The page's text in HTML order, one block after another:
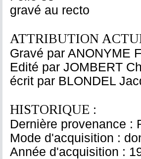
gravé au recto
ATTRIBUTION
Gravé par ANONYME
Edité par JOMBERT
écrit par BLONDEL
HISTORIQUE :
Dernière provenance :
Mode d'acquisition :
Année d'acquisition :